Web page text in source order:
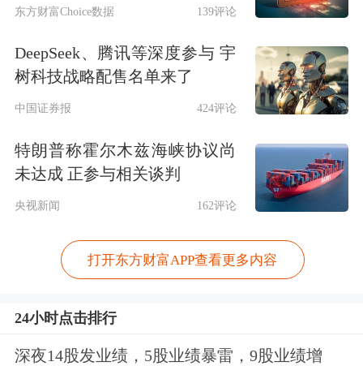
冰雪与文体商旅融合，带动冰雪旅游持
续升温。
璀璨精美的花灯和形态各异的冰雕、雪
舞龙舞狮等文艺节目轮番上演……在新
疆生产建设兵团第八师石河子市“北纬
44°梦幻冰雪”活动启幕现场，掌声、欢
笑声不断，来自全国各地的游客体验冬
为丰富游客冬季出游选择，新疆生产建
东方财富Choice数据 139评论
DeepSeek、腾讯等深度参与 宇
树科技战略配售名单来了
中国证券报 424评论
特朗普称霍尔木兹海峡协议尚
未达成 正参与相关谈判
央视新闻 162评论
打开东方财富APP查看更多内容
24小时点击排行
深夜14股发业绩，5股业绩暴雷，9股业绩增